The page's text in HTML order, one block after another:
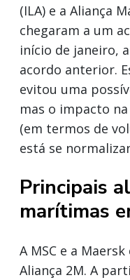
(ILA) e a Aliança
chegaram a um
início de janeiro,
acordo anterior.
evitou uma
mas o impacto
(em termos de
está se
Principais
marítimas
A MSC e a
Aliança 2M. A